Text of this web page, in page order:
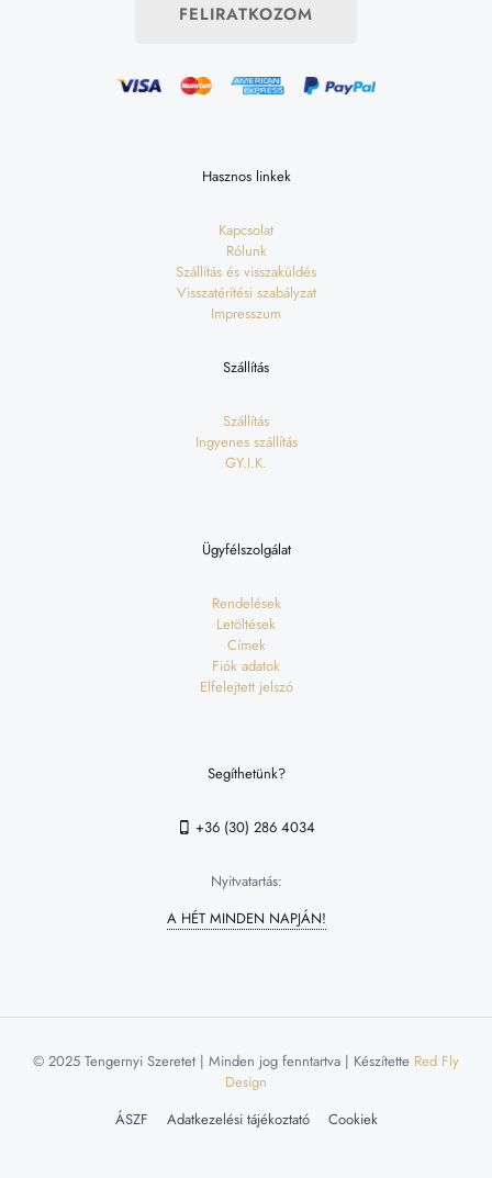
FELIRATKOZOM
Hasznos linkek
Kapcsolat
Rólunk
Szállítás és visszaküldés
Visszatérítési szabályzat
Impresszum
Szállítás
Szállítás
Ingyenes szállítás
GY.I.K.
Ügyfélszolgálat
Rendelések
Letöltések
Címek
Fiók adatok
Elfelejtett jelszó
Segíthetünk?
+36 (30) 286 4034
Nyitvatartás:
A HÉT MINDEN NAPJÁN!
© 2025 Tengernyi Szeretet | Minden jog fenntartva | Készítette Red Fly
Design
ÁSZF
Adatkezelési tájékoztató Cookiek